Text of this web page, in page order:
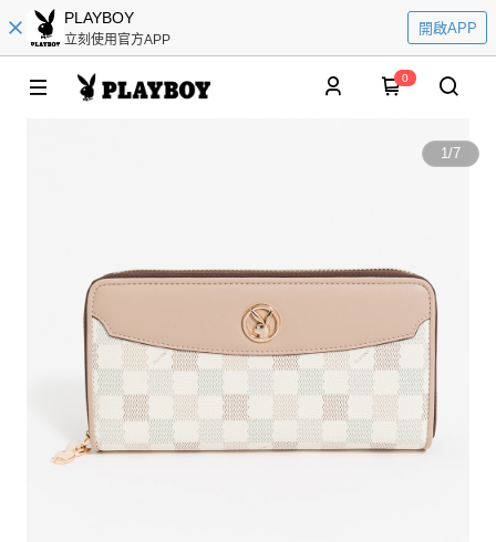
PLAYBOY
立刻使用官方APP
開啟APP
0
1/7